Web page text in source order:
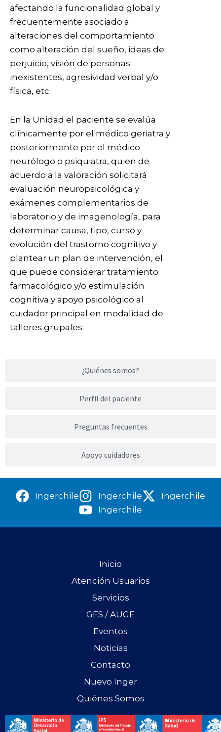
¿Quiénes somos?
Perfil del paciente
Preguntas frecuentes
Apoyo cuidadores
afectando la funcionalidad global y
frecuentemente asociado a
alteraciones del comportamiento
como alteración del sueño, ideas de
perjuicio, visión de personas
inexistentes, agresividad verbal y/o
física, etc.
En la Unidad el paciente se evalúa
clínicamente por el médico geriatra y
posteriormente por el médico
neurólogo o psiquiatra, quien de
acuerdo a la valoración solicitará
evaluación neuropsicológica y
exámenes complementarios de
laboratorio y de imagenología, para
determinar causa, tipo, curso y
evolución del trastorno cognitivo y
plantear un plan de intervención, el
que puede considerar tratamiento
farmacológico y/o estimulación
cognitiva y apoyo psicológico al
cuidador principal en modalidad de
talleres grupales.
Ingerchile Ingerchile
Ingerchile
Ingerchile
Inicio
Atención Usuarios
Servicios
GES / AUGE
Eventos
Noticias
Contacto
Nuevo Inger
Quiénes Somos